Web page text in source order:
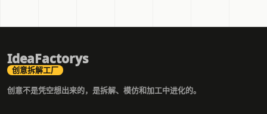
IdeaFactorys
创意拆解工厂
创意不是凭空想出来的，是拆解、模仿和加工中进化的。